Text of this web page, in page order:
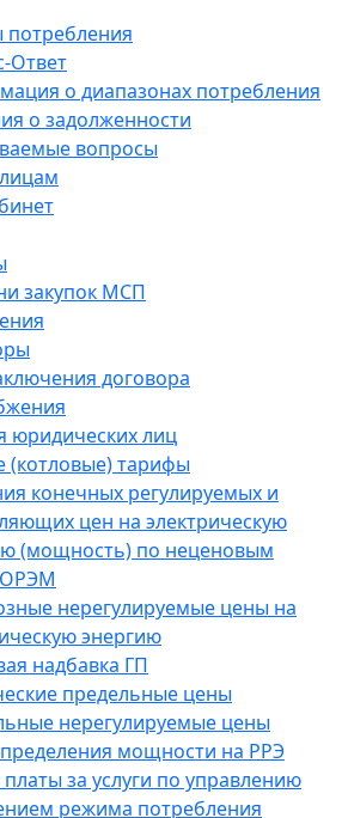
Ответ
о диапазонах потребления
о задолженности
вопросы
закупок МСП
договора
юридических лиц
(котловые) тарифы
конечных регулируемых и
цен на электрическую
(мощность) по неценовым
нерегулируемые цены на
энергию
надбавка ГП
предельные цены
нерегулируемые цены
мощности на РРЭ
платы за услуги по управлению
режима потребления